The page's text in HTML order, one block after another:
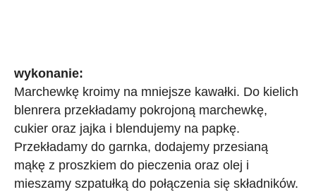
wykonanie:
Marchewkę kroimy na mniejsze kawałki. Do kielich
blenrera przekładamy pokrojoną marchewkę,
cukier oraz jajka i blendujemy na papkę.
Przekładamy do garnka, dodajemy przesianą
mąkę z proszkiem do pieczenia oraz olej i
mieszamy szpatułką do połączenia się składników.